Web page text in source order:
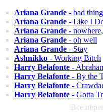
Ariana Grande - bad
Ariana Grande - Like I
Ariana Grande -
Ariana Grande - oh well
Ariana Grande - Stay
Ashnikko - Working Bitch
Harry Belafonte -
Harry Belafonte - By the
Harry Belafonte -
Harry Belafonte - Gotta
Все